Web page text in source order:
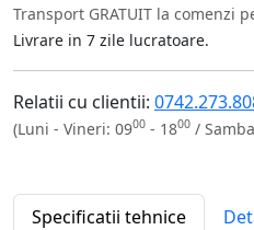
Transport GRATUIT la comenzi
Livrare in 7 zile lucratoare.
Relatii cu clientii:
(Luni - Vineri: 0900 - 1800 /
Specificatii tehnice